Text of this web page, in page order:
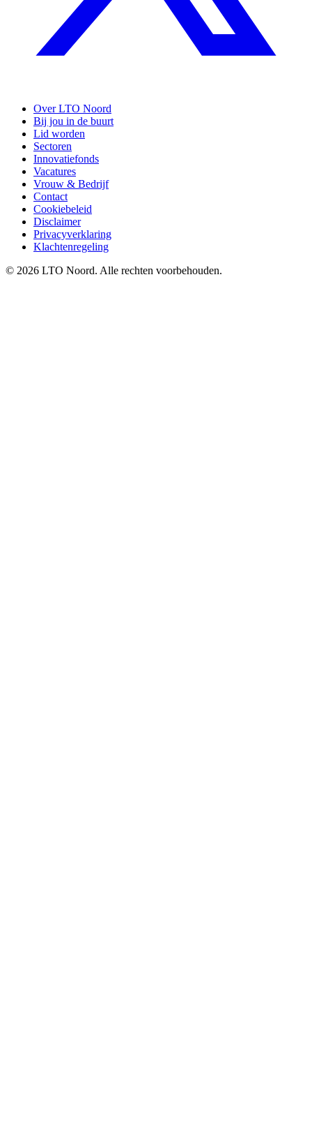
Over LTO Noord
Bij jou in de buurt
Lid worden
Sectoren
Innovatiefonds
Vacatures
Vrouw & Bedrijf
Contact
Cookiebeleid
Disclaimer
Privacyverklaring
Klachtenregeling
© 2026 LTO Noord. Alle rechten voorbehouden.